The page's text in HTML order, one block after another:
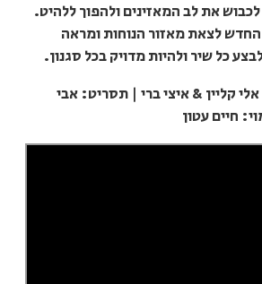
את לב המאזינים ולהפוך ללהיט.
החדש לצאת מאזור הנוחות ומראה
כל שיר ולהיות מדויק בכל סגנון.
קליין & איצי ברי | תסריט: אבי
חיים עטון